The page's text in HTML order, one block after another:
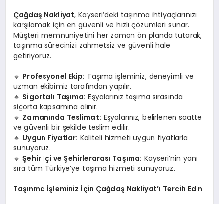
Çağdaş Nakliyat, Kayseri’deki taşınma ihtiyaçlarınızı
karşılamak için en güvenli ve hızlı çözümleri sunar.
Müşteri memnuniyetini her zaman ön planda tutarak,
taşınma sürecinizi zahmetsiz ve güvenli hale
getiriyoruz.
🔹 Profesyonel Ekip: Taşıma işleminiz, deneyimli ve
uzman ekibimiz tarafından yapılır.
🔹 Sigortalı Taşıma: Eşyalarınız taşıma sırasında
sigorta kapsamına alınır.
🔹 Zamanında Teslimat: Eşyalarınız, belirlenen saatte
ve güvenli bir şekilde teslim edilir.
🔹 Uygun Fiyatlar: Kaliteli hizmeti uygun fiyatlarla
sunuyoruz.
🔹Şehir İçi ve Şehirlerarası Taşıma: Kayseri’nin yanı
sıra tüm Türkiye’ye taşıma hizmeti sunuyoruz.
Taşınma İşleminiz İçin Çağdaş Nakliyat’ı Tercih Edin